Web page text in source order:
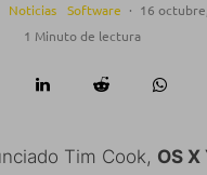
Noticias Software · 16
1 Minuto de lectura
Tim Cook, OS